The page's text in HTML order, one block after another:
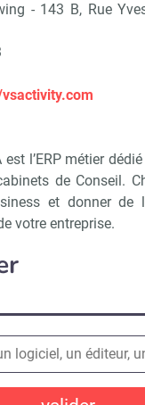
- 143 B, Rue
est l’ERP métier
de Conseil.
et donner de
votre entreprise.